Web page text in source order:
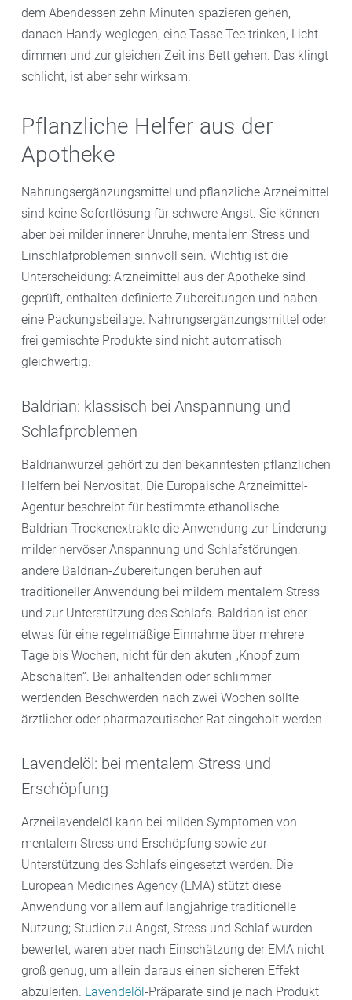
dem Abendessen zehn Minuten spazieren gehen,
danach Handy weglegen, eine Tasse Tee trinken, Licht
dimmen und zur gleichen Zeit ins Bett gehen. Das klingt
schlicht, ist aber sehr wirksam.
Pflanzliche Helfer aus der
Apotheke
Nahrungsergänzungsmittel und pflanzliche Arzneimittel
sind keine Sofortlösung für schwere Angst. Sie können
aber bei milder innerer Unruhe, mentalem Stress und
Einschlafproblemen sinnvoll sein. Wichtig ist die
Unterscheidung: Arzneimittel aus der Apotheke sind
geprüft, enthalten definierte Zubereitungen und haben
eine Packungsbeilage. Nahrungsergänzungsmittel oder
frei gemischte Produkte sind nicht automatisch
gleichwertig.
Baldrian: klassisch bei Anspannung und
Schlafproblemen
Baldrianwurzel gehört zu den bekanntesten pflanzlichen
Helfern bei Nervosität. Die Europäische Arzneimittel-
Agentur beschreibt für bestimmte ethanolische
Baldrian-Trockenextrakte die Anwendung zur Linderung
milder nervöser Anspannung und Schlafstörungen;
andere Baldrian-Zubereitungen beruhen auf
traditioneller Anwendung bei mildem mentalem Stress
und zur Unterstützung des Schlafs. Baldrian ist eher
etwas für eine regelmäßige Einnahme über mehrere
Tage bis Wochen, nicht für den akuten „Knopf zum
Abschalten“. Bei anhaltenden oder schlimmer
werdenden Beschwerden nach zwei Wochen sollte
ärztlicher oder pharmazeutischer Rat eingeholt werden
Lavendelöl: bei mentalem Stress und
Erschöpfung
Arzneilavendelöl kann bei milden Symptomen von
mentalem Stress und Erschöpfung sowie zur
Unterstützung des Schlafs eingesetzt werden. Die
European Medicines Agency (EMA) stützt diese
Anwendung vor allem auf langjährige traditionelle
Nutzung; Studien zu Angst, Stress und Schlaf wurden
bewertet, waren aber nach Einschätzung der EMA nicht
groß genug, um allein daraus einen sicheren Effekt
abzuleiten. Lavendelöl-Präparate sind je nach Produkt